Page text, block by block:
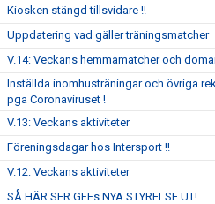
Kiosken stängd tillsvidare !!
Uppdatering vad gäller träningsmatcher
V.14: Veckans hemmamatcher och
Inställda inomhusträningar och övriga
pga Coronaviruset !
V.13: Veckans aktiviteter
Föreningsdagar hos Intersport !!
V.12: Veckans aktiviteter
SÅ HÄR SER GFFs NYA STYRELSE UT!